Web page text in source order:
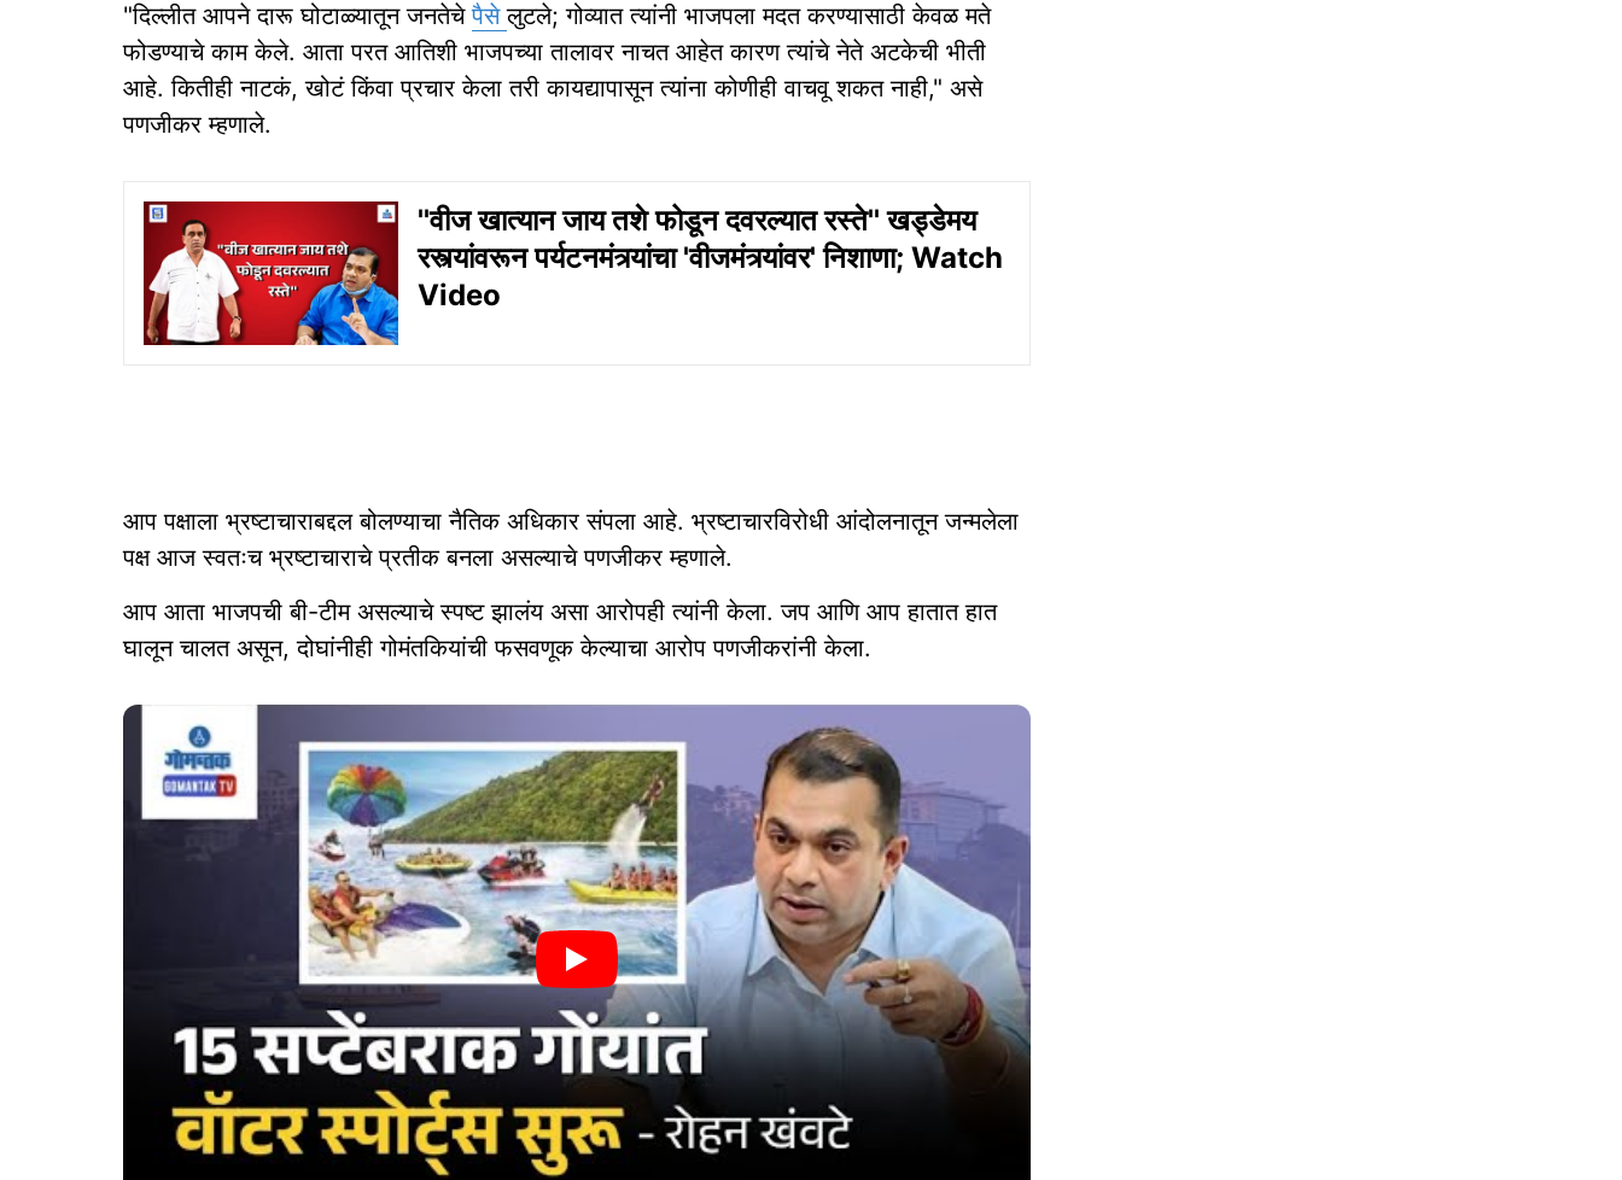
"दिल्लीत आपने दारू घोटाळ्यातून जनतेचेपैसेलुटले; गोव्यात त्यांनी भाजपला मदत करण्यासाठी केवळ मते
फोडण्याचे काम केले. आता परत आतिशी भाजपच्या तालावर नाचत आहेत कारण त्यांचे नेते अटकेची भीती
आहे. कितीही नाटकं, खोटं किंवा प्रचार केला तरी कायद्यापासून त्यांना कोणीही वाचवू शकत नाही," असे
पणजीकर म्हणाले.
''वीज खात्यान जाय तशे फोडून दवरल्यात रस्ते'' खड्डेमय
रस्त्यांवरून पर्यटनमंत्र्यांचा 'वीजमंत्र्यांवर' निशाणा; Watch
Video
आप पक्षाला भ्रष्टाचाराबद्दल बोलण्याचा नैतिक अधिकार संपला आहे. भ्रष्टाचारविरोधी आंदोलनातून जन्मलेला
पक्ष आज स्वतःच भ्रष्टाचाराचे प्रतीक बनला असल्याचे पणजीकर म्हणाले.
आप आता भाजपची बी-टीम असल्याचे स्पष्ट झालंय असा आरोपही त्यांनी केला. जप आणि आप हातात हात
घालून चालत असून, दोघांनीही गोमंतकियांची फसवणूक केल्याचा आरोप पणजीकरांनी केला.